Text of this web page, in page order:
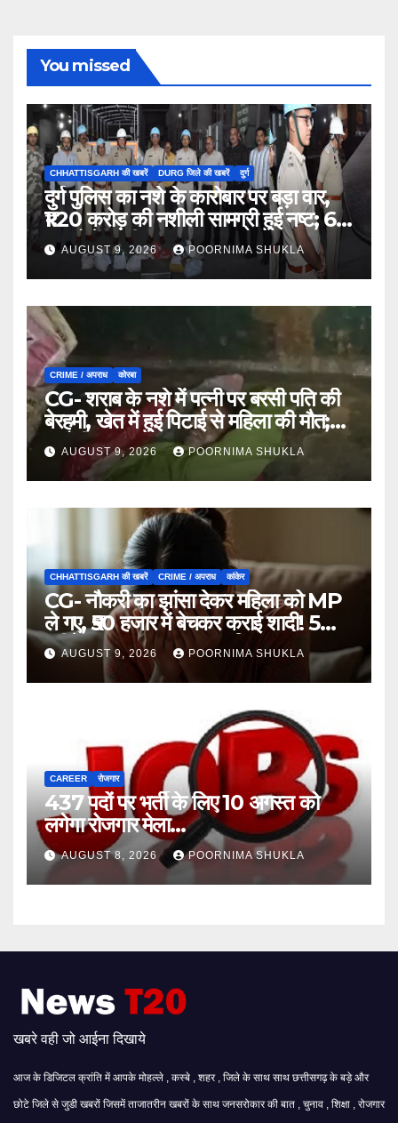
You missed
CHHATTISGARH की खबरें DURG जिले की खबरें दुर्ग
दुर्ग पुलिस का नशे के कारोबार पर बड़ा वार,
₹1.20 करोड़ की नशीली सामग्री हुई नष्ट; 66
मामलों में जब्ती…
AUGUST 9, 2026 POORNIMA SHUKLA
CRIME / अपराध कोरबा
CG- शराब के नशे में पत्नी पर बरसी पति की
बेरहमी, खेत में हुई पिटाई से महिला की मौत;
आरोपी फरार…
AUGUST 9, 2026 POORNIMA SHUKLA
CHHATTISGARH की खबरें CRIME / अपराध कांकेर
CG- नौकरी का झांसा देकर महिला को MP
ले गए, ₹50 हजार में बेचकर कराई शादी! 5
महीने बाद खुला पूरा राज, 3 गिरफ्तार…
AUGUST 9, 2026 POORNIMA SHUKLA
CAREER रोजगार
437 पदों पर भर्ती के लिए 10 अगस्त को
लगेगा रोजगार मेला…
AUGUST 8, 2026 POORNIMA SHUKLA
खबरे वही जो आईना दिखाये
आज के डिजिटल क्रांति में आपके मोहल्ले , कस्बे , शहर , जिले के साथ साथ छत्तीसगढ़ के बड़े और
छोटे जिले से जुडी खबरों जिसमें ताजातरीन खबरों के साथ जनसरोकार की बात , चुनाव , शिक्षा , रोजगार